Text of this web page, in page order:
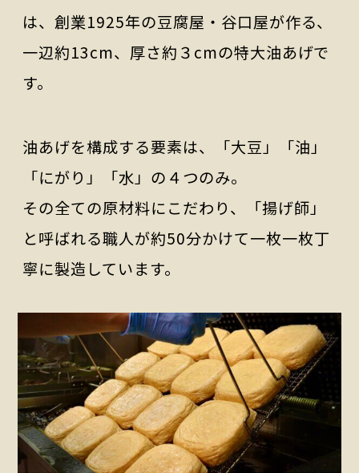
は、創業1925年の豆腐屋・谷口屋が作る、
一辺約13cm、厚さ約３cmの特大油あげで
す。
油あげを構成する要素は、「大豆」「油」
「にがり」「水」の４つのみ。
その全ての原材料にこだわり、「揚げ師」
と呼ばれる職人が約50分かけて一枚一枚丁
寧に製造しています。